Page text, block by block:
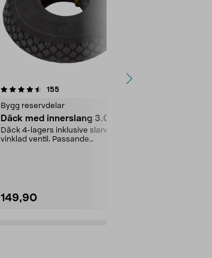
155recensioner
Bygg reservdelar
Däck med innerslang 3.00-4
Däck 4-lagers inklusive slang med
vinklad ventil. Passande
149,90
4.5 av 5 stjärnor